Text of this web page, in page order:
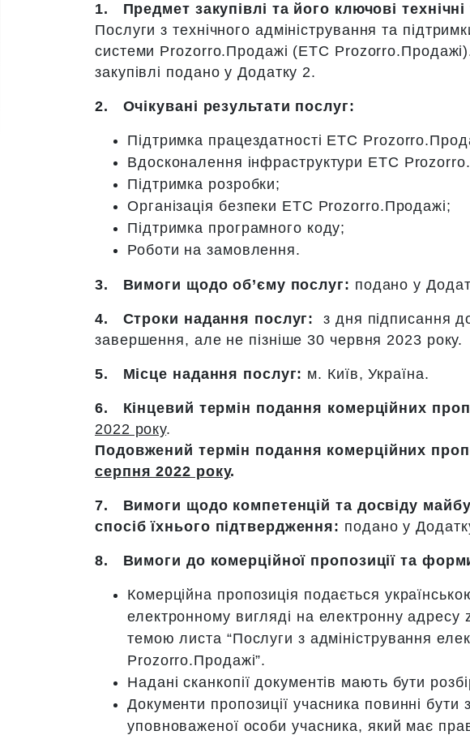
1. Предмет закупівлі та його ключові
Послуги з технічного адміністрування та
системи Prozorro.Продажі (ЕТС
закупівлі подано у Додатку 2.
2. Очікувані результати послуг:
Підтримка працездатності ЕТС
Вдосконалення інфраструктури ЕТС
Підтримка розробки;
Організація безпеки ЕТС Prozorro.Продажі;
Підтримка програмного коду;
Роботи на замовлення.
3. Вимоги щодо об’єму послуг: подано у
4. Строки надання послуг:
з дня підписання
завершення, але не пізніше 30 червня 2023 року.
5. Місце надання послуг: м. Київ, Україна.
6. Кінцевий термін подання комерційних
2022 року.
Подовжений термін подання комерційних
серпня 2022 року.
7. Вимоги щодо компетенцій та досвіду
спосіб їхнього підтвердження: подано у
8. Вимоги до комерційної пропозиції та
Комерційна пропозиція подається
електронному вигляді на електронну адресу
темою листа “Послуги з адміністрування
Prozorro.Продажі”.
Надані сканкопії документів мають бути
Документи пропозиції учасника повинні бути
уповноваженої особи учасника, який має